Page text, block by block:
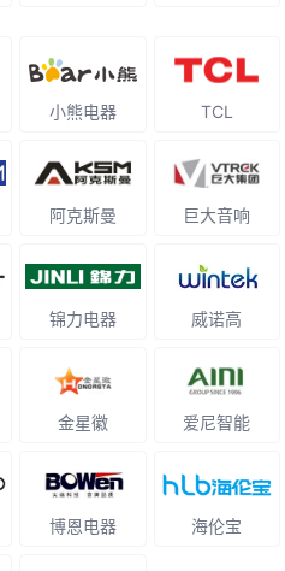
小熊电器 TCL
阿克斯曼 巨大音响
锦力电器 威诺高
金星徽 爱尼智能
博恩电器 海伦宝